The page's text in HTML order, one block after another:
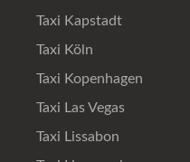
Taxi Kapstadt
Taxi Köln
Taxi Kopenhagen
Taxi Las Vegas
Taxi Lissabon